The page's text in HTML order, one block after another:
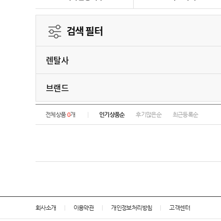
검색 필터
렌탈사
브랜드
전체상품0개 인기상품순 후기많은순 최근등록순
회사소개 이용약관 개인정보처리방침 고객센터